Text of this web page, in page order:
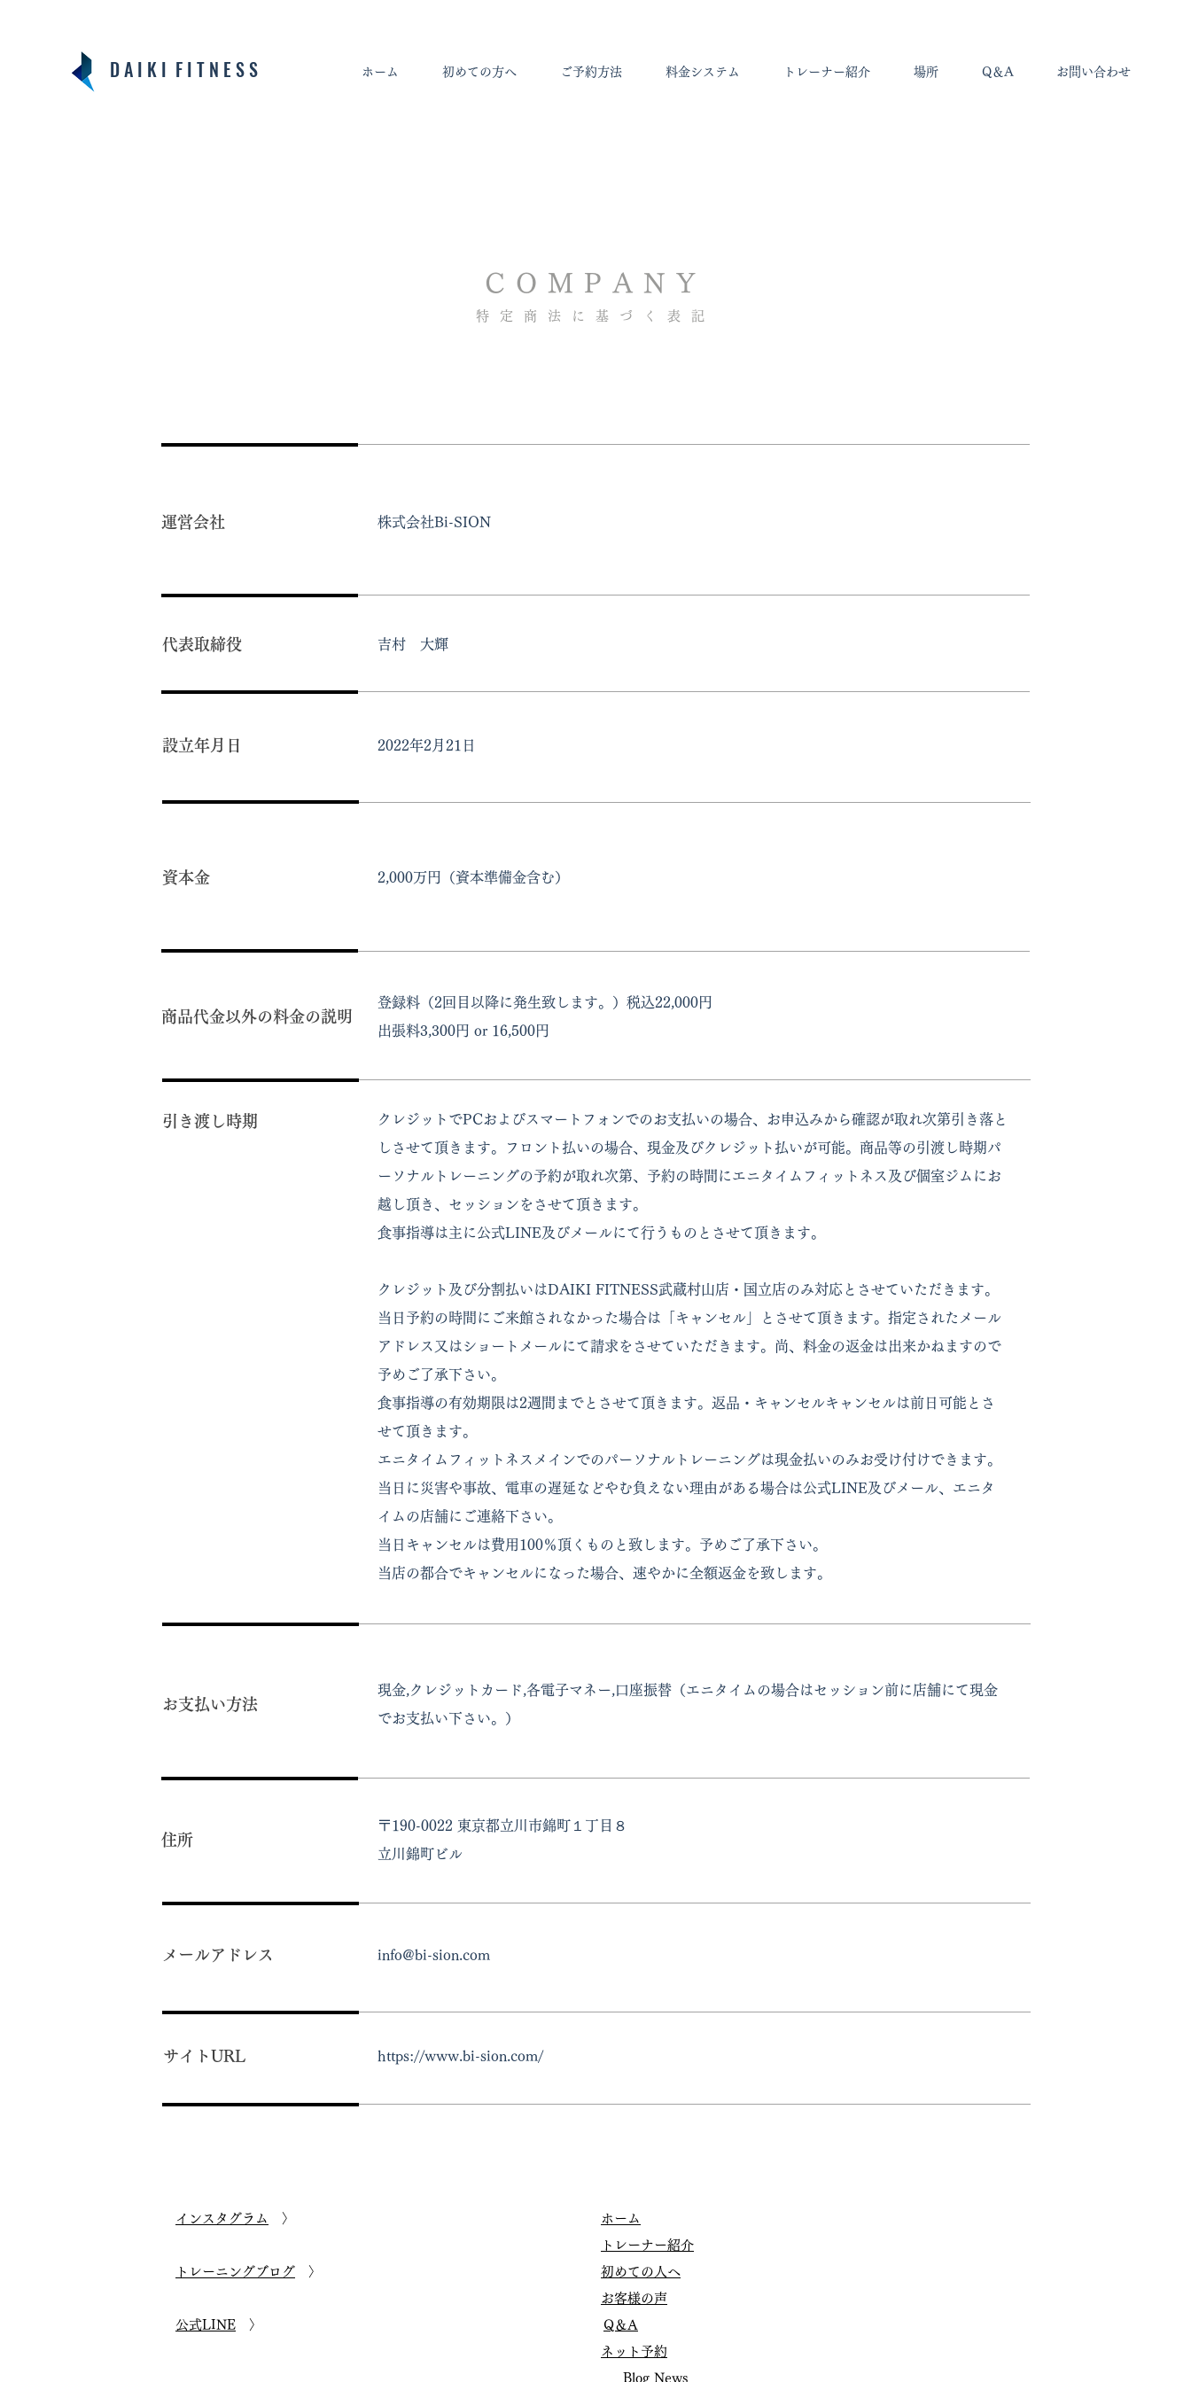
D A I K I F I T N E S S ホーム 初めての方へ ご予約方法 料金システム トレーナー紹介 場所 Q＆A お問い合わせ
COMPANY
特定商法に基づく表記
​運営会社 ​株式会社Bi-SION
​代表取締役 ​吉村 大輝
設立年月日 2022年2月21日
資本金 2,000万円（資本準備金含む）
商品代金以外の料金の説明
登録料（2回目以降に発生致します。）税込22,000円
出張料3,300円 or 16,500円
引き渡し時期
クレジットでPCおよびスマートフォンでのお支払いの場合、お申込みから確認が取れ次第引き落と
しさせて頂きます。フロント払いの場合、現金及びクレジット払いが可能。商品等の引渡し時期パ
ーソナルトレーニングの予約が取れ次第、予約の時間にエニタイムフィットネス及び個室ジムにお
越し頂き、セッションをさせて頂きます。
食事指導は主に公式LINE及びメールにて行うものとさせて頂きます。
クレジット及び分割払いはDAIKI FITNESS武蔵村山店・国立店のみ対応とさせていただきます。
当日予約の時間にご来館されなかった場合は「キャンセル」とさせて頂きます。指定されたメール
アドレス又はショートメールにて請求をさせていただきます。尚、料金の返金は出来かねますので
予めご了承下さい。
食事指導の有効期限は2週間までとさせて頂きます。返品・キャンセルキャンセルは前日可能とさ
せて頂きます。
エニタイムフィットネスメインでのパーソナルトレーニングは現金払いのみお受け付けできます。
当日に災害や事故、電車の遅延などやむ負えない理由がある場合は公式LINE及びメール、エニタ
イムの店舗にご連絡下さい。
当日キャンセルは費用100％頂くものと致します。予めご了承下さい。
当店の都合でキャンセルになった場合、速やかに全額返金を致します。
お支払い方法
現金,クレジットカード,各電子マネー,口座振替（エニタイムの場合はセッション前に店舗にて現金
でお支払い下さい。）
住所
〒190-0022 東京都立川市錦町１丁目８
立川錦町ビル
メールアドレス info@bi-sion.com
​サイトURL https://www.bi-sion.com/
インスタグラム 〉
ホーム
トレーナー紹介
トレーニングブログ 〉 初めての人へ
お客様の声
公式LINE 〉 Q＆A
ネット予約
Blog News